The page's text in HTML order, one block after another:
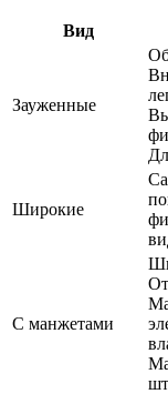
Вид
Зауженные
Широкие
С манжетами